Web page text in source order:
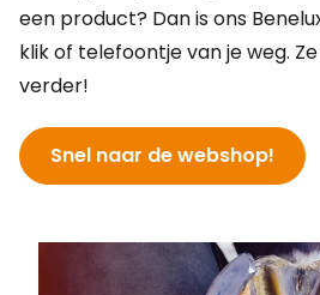
een product? Dan is ons
klik of telefoontje van je weg.
verder!
Snel naar de webshop!